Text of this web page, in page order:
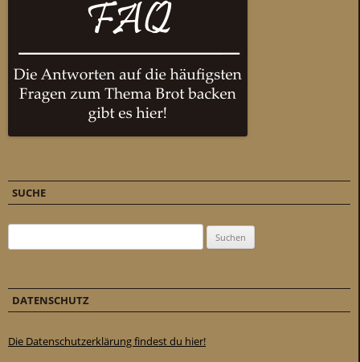
SUCHE
DATENSCHUTZ
Die Datenschutzerklärung findest du hier!